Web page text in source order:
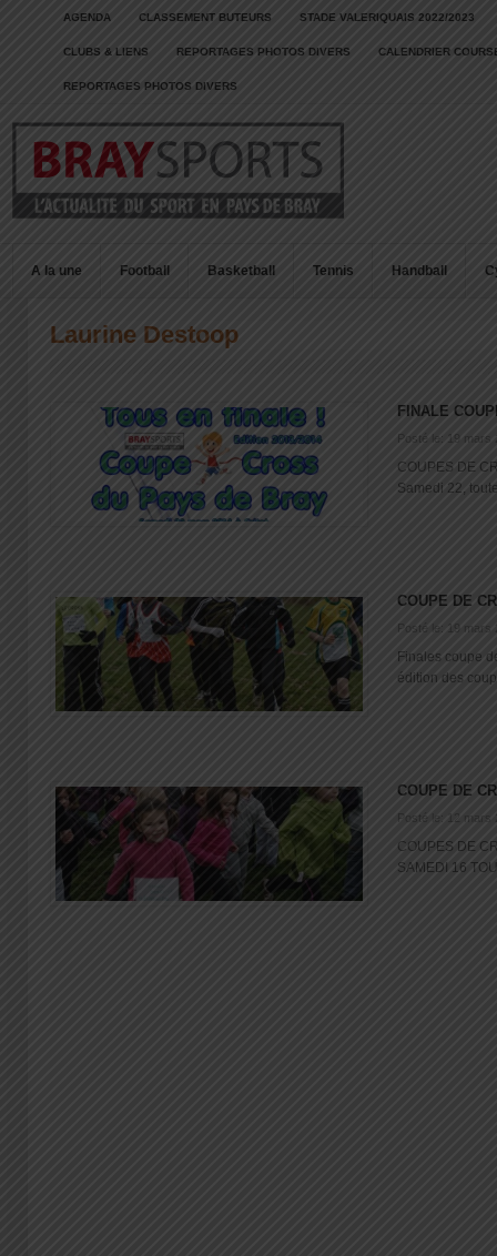
AGENDA CLASSEMENT BUTEURS STADE VALERIQUAIS 2022/2023
CLUBS & LIENS REPORTAGES PHOTOS DIVERS CALENDRIER
REPORTAGES PHOTOS DIVERS
A la une Football Basketball Tennis Handball
Laurine Destoop
FINALE
Posté le: 19 mars
COUPES DE
Samedi 22,
COUPE DE
Posté le: 19 mars
Finales coupe
édition des
COUPE DE
Posté le: 12 mars
COUPES DE
SAMEDI 16